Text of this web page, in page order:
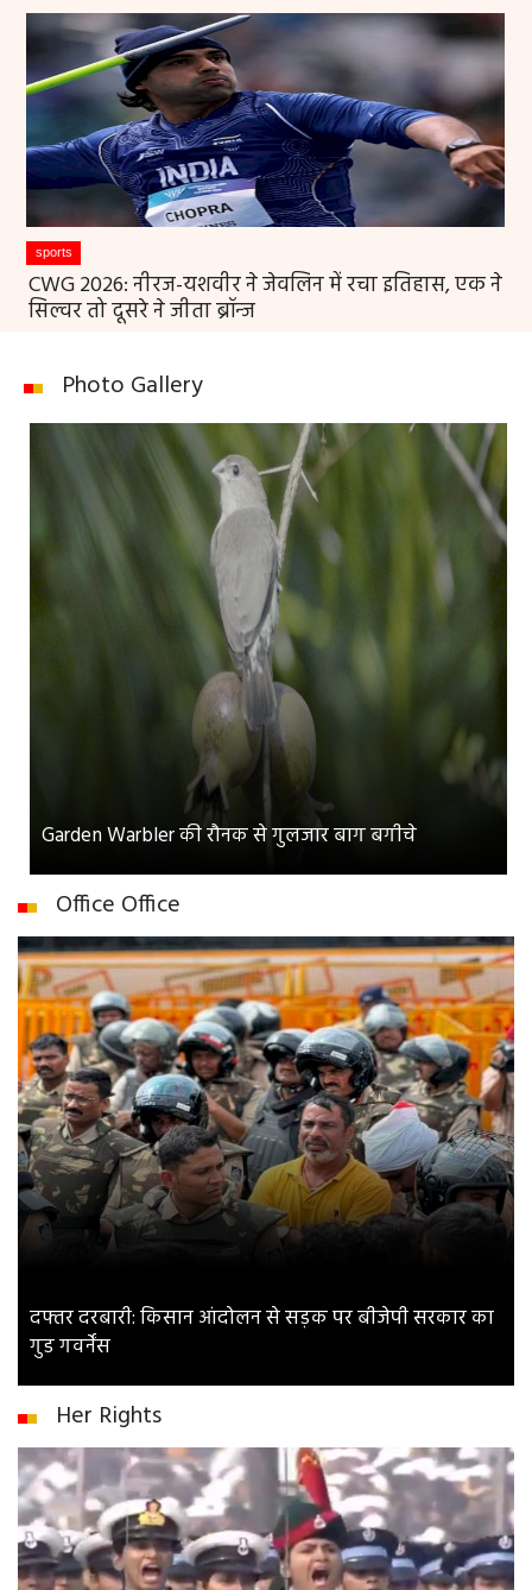
sports
CWG 2026: नीरज-यशवीर ने जेवलिन में रचा इतिहास, एक ने
सिल्वर तो दूसरे ने जीता ब्रॉन्ज
Photo Gallery
Garden Warbler की रौनक से गुलजार बाग बगीचे
Office Office
दफ्तर दरबारी: किसान आंदोलन से सड़क पर बीजेपी सरकार का
गुड गवर्नेंस
Her Rights